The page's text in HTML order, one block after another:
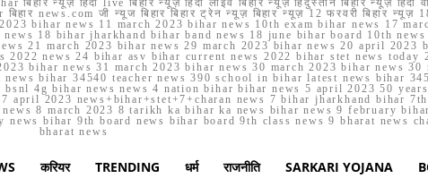
न्यूज़ हिंदी live बिहार न्यूज़ हिंदी लाइव बिहार न्यूज़ हिंदुस्तान बिहार न्यूज़ हिंदी
बिहार news.com जी न्यूज बिहार बिहार ट्रेन न्यूज़ बिहार न्यूज़ 12 फरवरी
bihar news 11 march 2023 bihar news 10th exam bihar news 17
18 bihar jharkhand bihar band news 18 june bihar board 10th
news 21 march 2023 bihar news 29 march 2023 bihar news 20 april
news 24 bihar asv bihar current news 2022 bihar stet news today
bihar news 31 march 2023 bihar news 30 march 2023 bihar news
bihar 34540 teacher news 390 school in bihar latest news bihar
4g bihar news news 4 nation bihar bihar news 5 april 2023 50
2023 news+bihar+stet+7+charan news 7 bihar jharkhand bihar 7th
8 march 2023 8 tarikh ka bihar ka news bihar news 9 february
bihar 9th board news bihar board 9th class news 9 bharat news
bharat news
करियर TRENDING धर्म राजनीति SARKARI YOJANA